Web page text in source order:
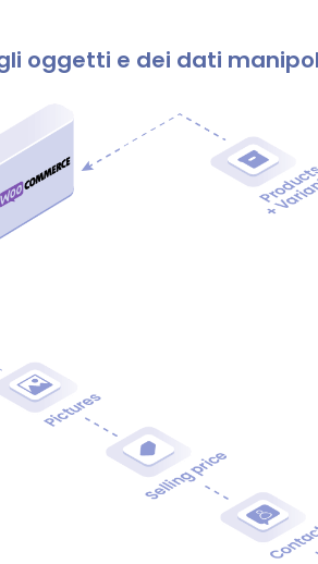
oggetti e dei dati